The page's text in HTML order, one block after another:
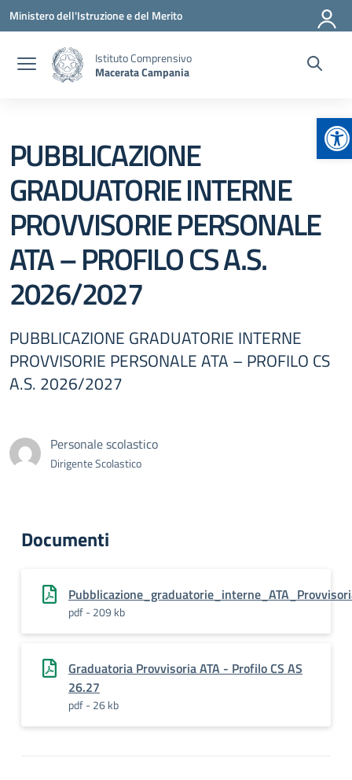
Vai ai contenuti
Vai al menu di navigazione
Vai al footer
Ministero dell'Istruzione e del Merito
Istituto Comprensivo
Macerata Campania
PUBBLICAZIONE
GRADUATORIE INTERNE
PROVVISORIE PERSONALE
ATA – PROFILO CS A.S.
2026/2027
PUBBLICAZIONE GRADUATORIE INTERNE
PROVVISORIE PERSONALE ATA – PROFILO CS
A.S. 2026/2027
Personale scolastico
Dirigente Scolastico
Documenti
pdf - 209 kb
Graduatoria Provvisoria ATA - Profilo CS AS
26.27
pdf - 26 kb